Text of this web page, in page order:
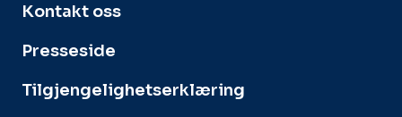
Kontakt oss
Presseside
Tilgjengelighetserklæring